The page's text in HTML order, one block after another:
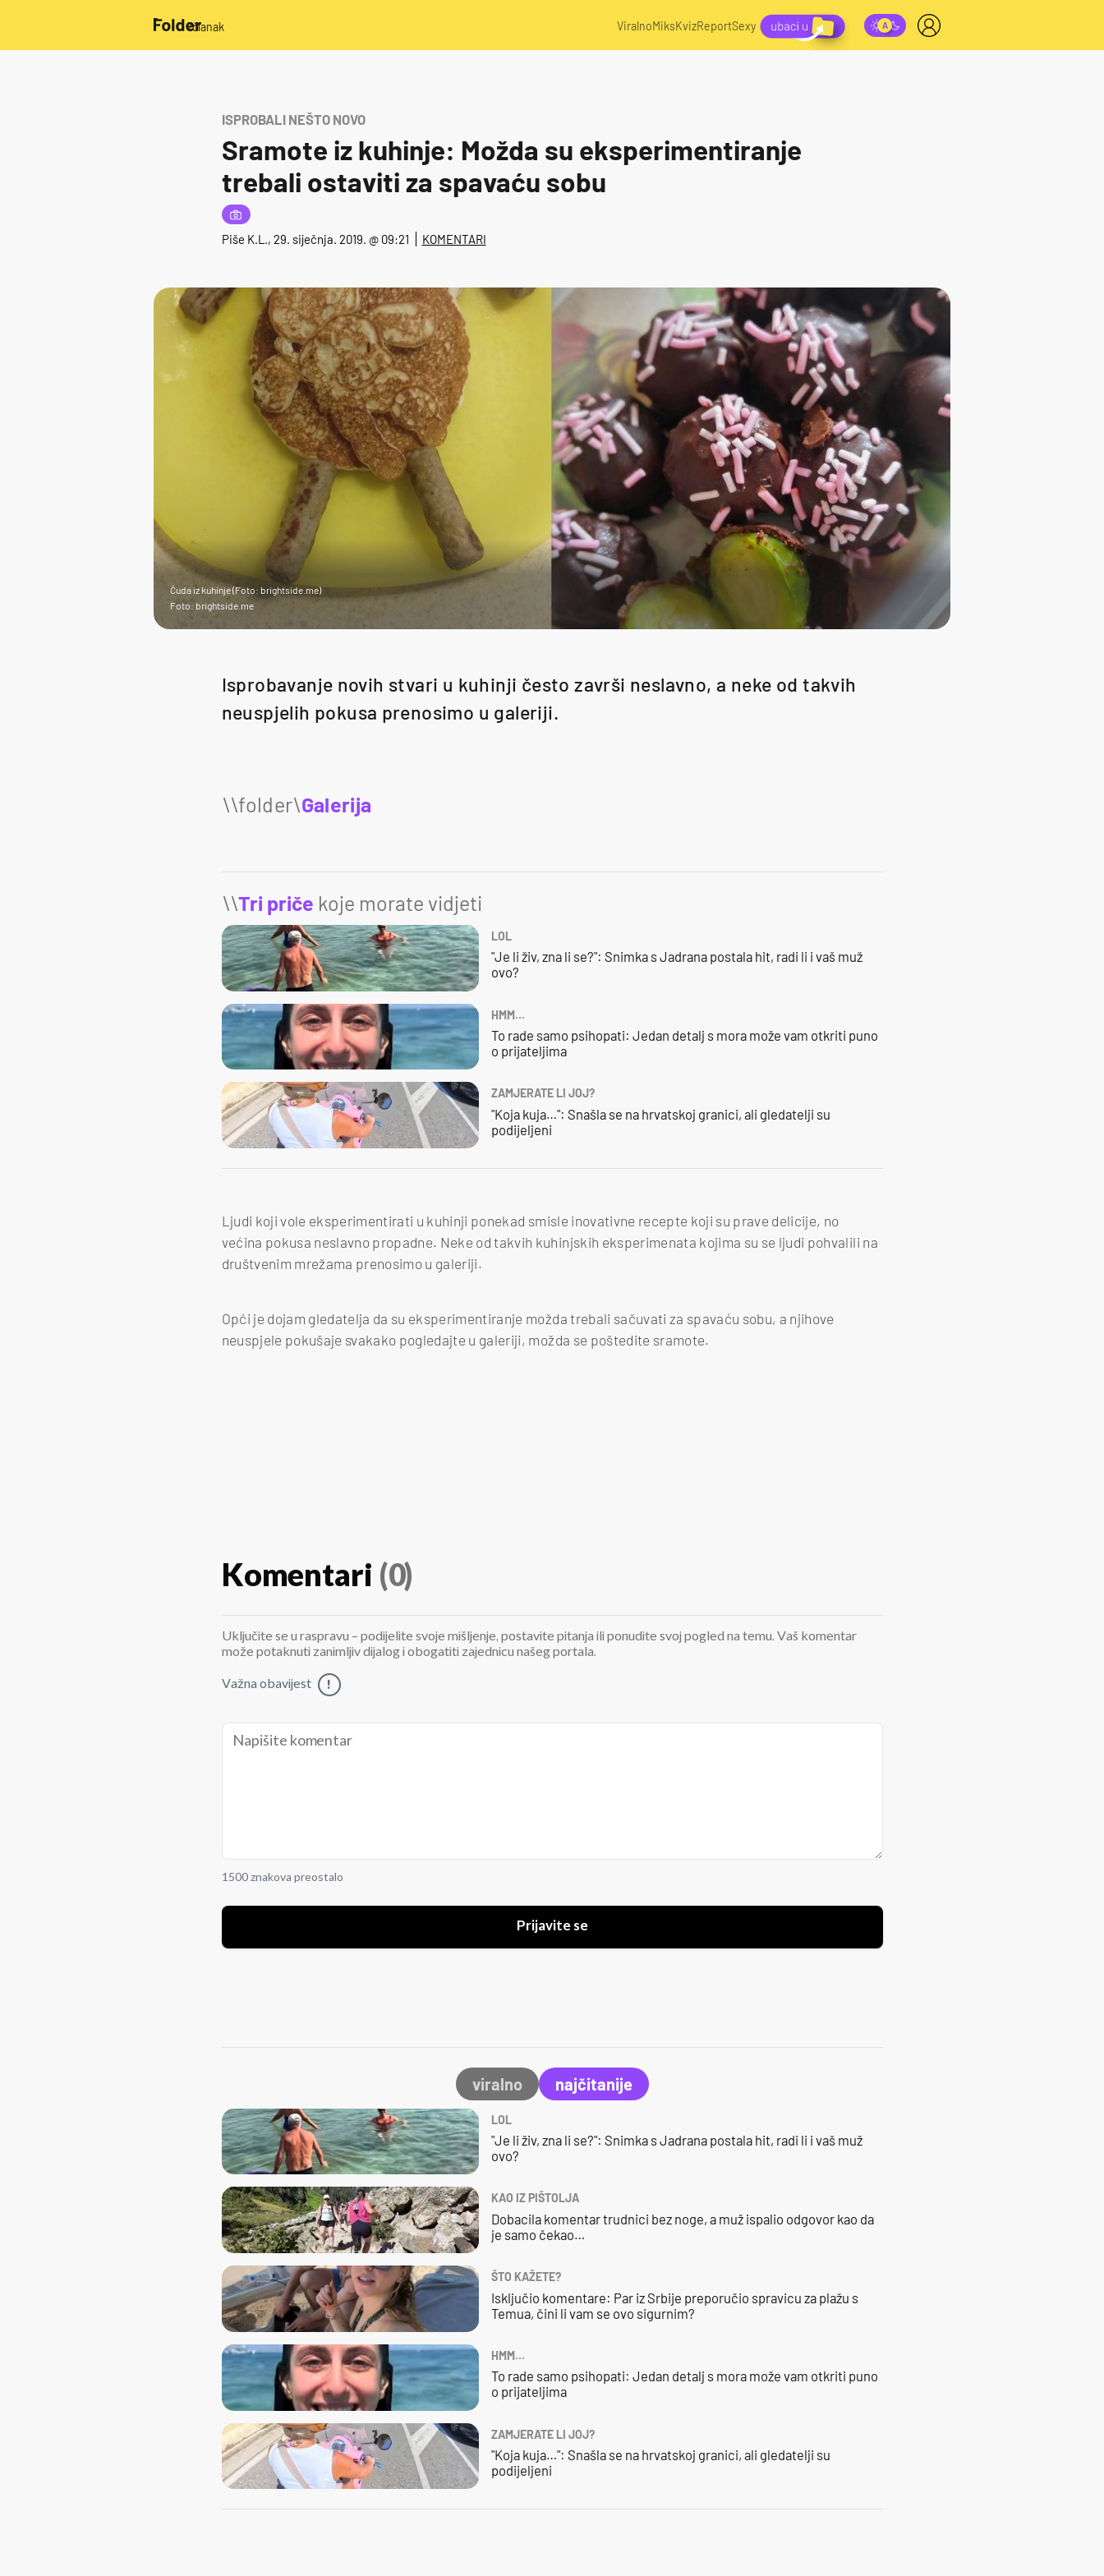
/članak ViralnoMiksKvizReportSexy
ISPROBALI NEŠTO NOVO
Sramote iz kuhinje: Možda su eksperimentiranje
trebali ostaviti za spavaću sobu
Piše K.L., 29. siječnja. 2019. @ 09:21 KOMENTARI
Čuda iz kuhinje (Foto: brightside.me)
Foto: brightside.me
Isprobavanje novih stvari u kuhinji često završi neslavno, a neke od takvih
neuspjelih pokusa prenosimo u galeriji.
Galerija
\\Tri priče koje morate vidjeti
LOL
"Je li živ, zna li se?": Snimka s Jadrana postala hit, radi li i vaš muž
ovo?
HMM…
To rade samo psihopati: Jedan detalj s mora može vam otkriti puno
o prijateljima
ZAMJERATE LI JOJ?
"Koja kuja…": Snašla se na hrvatskoj granici, ali gledatelji su
podijeljeni
Ljudi koji vole eksperimentirati u kuhinji ponekad smisle inovativne recepte koji su prave delicije, no
većina pokusa neslavno propadne. Neke od takvih kuhinjskih eksperimenata kojima su se ljudi pohvalili na
društvenim mrežama prenosimo u galeriji.
Opći je dojam gledatelja da su eksperimentiranje možda trebali sačuvati za spavaću sobu, a njihove
neuspjele pokušaje svakako pogledajte u galeriji, možda se poštedite sramote.
Komentari (0)
Uključite se u raspravu – podijelite svoje mišljenje, postavite pitanja ili ponudite svoj pogled na temu. Vaš komentar
može potaknuti zanimljiv dijalog i obogatiti zajednicu našeg portala.
Važna obavijest !
1500 znakova preostalo
Prijavite se
viralno najčitanije
LOL
"Je li živ, zna li se?": Snimka s Jadrana postala hit, radi li i vaš muž
ovo?
KAO IZ PIŠTOLJA
Dobacila komentar trudnici bez noge, a muž ispalio odgovor kao da
je samo čekao…
ŠTO KAŽETE?
Isključio komentare: Par iz Srbije preporučio spravicu za plažu s
Temua, čini li vam se ovo sigurnim?
HMM…
To rade samo psihopati: Jedan detalj s mora može vam otkriti puno
o prijateljima
ZAMJERATE LI JOJ?
"Koja kuja…": Snašla se na hrvatskoj granici, ali gledatelji su
podijeljeni